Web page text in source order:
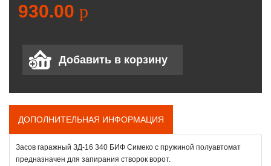
930.00 p
ДОПОЛНИТЕЛЬНАЯ ИНФОРМАЦИЯ
Засов гаражный ЗД-16 340 БИФ Симеко с пружиной полуавтомат
предназначен для запирания створок ворот.